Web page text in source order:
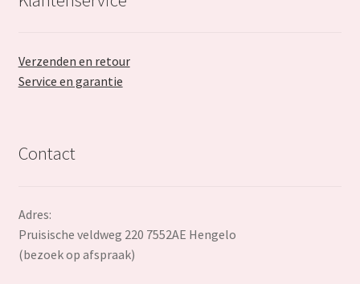
Verzenden en retour
Service en garantie
Contact
Adres:
Pruisische veldweg 220 7552AE Hengelo
(bezoek op afspraak)